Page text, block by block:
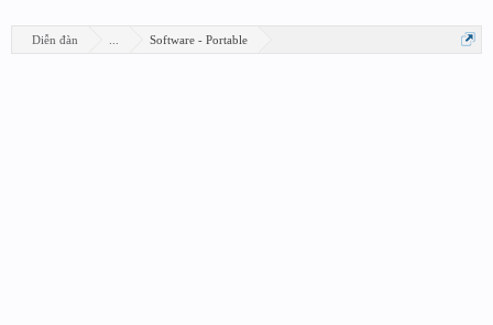
Diễn đàn Software - Portable